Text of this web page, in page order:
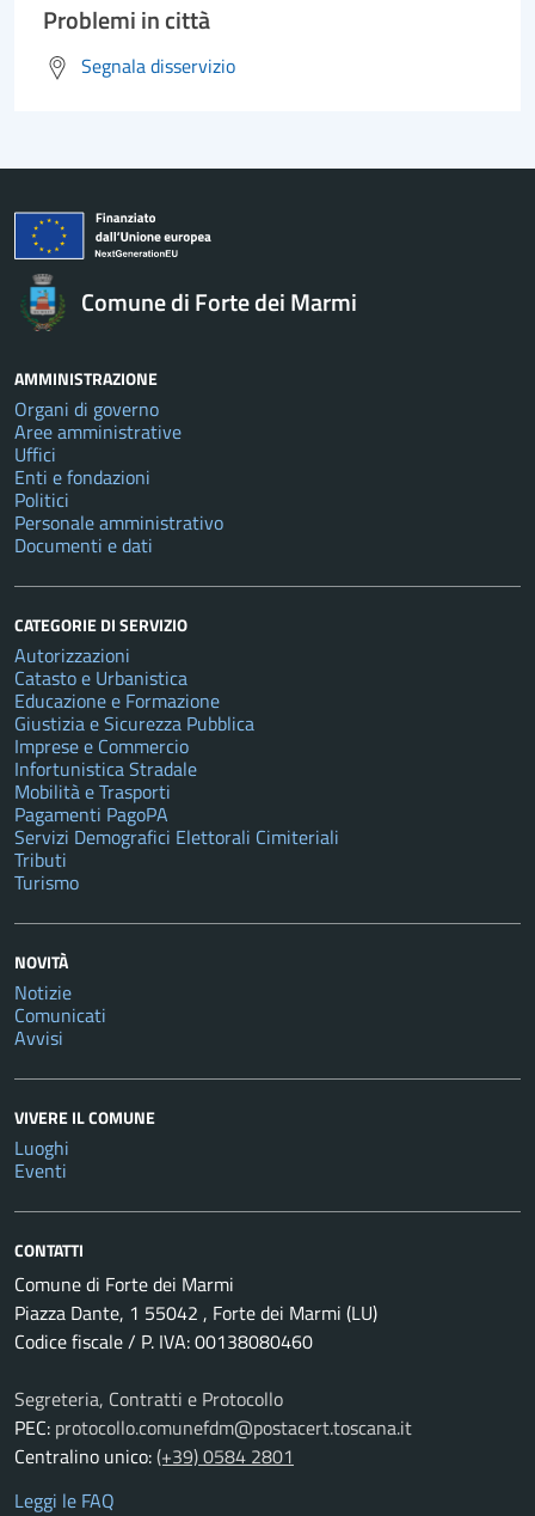
Problemi in città
Segnala disservizio
Comune di Forte dei Marmi
AMMINISTRAZIONE
Organi di governo
Aree amministrative
Uffici
Enti e fondazioni
Politici
Personale amministrativo
Documenti e dati
CATEGORIE DI SERVIZIO
Autorizzazioni
Catasto e Urbanistica
Educazione e Formazione
Giustizia e Sicurezza Pubblica
Imprese e Commercio
Infortunistica Stradale
Mobilità e Trasporti
Pagamenti PagoPA
Servizi Demografici Elettorali Cimiteriali
Tributi
Turismo
NOVITÀ
Notizie
Comunicati
Avvisi
VIVERE IL COMUNE
Luoghi
Eventi
CONTATTI
Comune di Forte dei Marmi
Piazza Dante, 1 55042 , Forte dei Marmi (LU)
Codice fiscale / P. IVA: 00138080460
Segreteria, Contratti e Protocollo
PEC: protocollo.comunefdm@postacert.toscana.it
Centralino unico:(+39) 0584 2801
Leggi le FAQ